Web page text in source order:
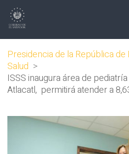
Presidencia de la República de
Salud >
ISSS inaugura área de
Atlacatl, permitirá atender a